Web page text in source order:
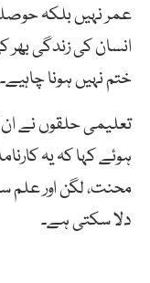
عمر نہیں بلکہ
انسان کی زندگی
ختم نہیں ہونا چاہیے۔
تعلیمی حلقوں نے ان
ہوئے کہا کہ یہ
محنت، لگن اور علم
دلا سکتی ہے۔